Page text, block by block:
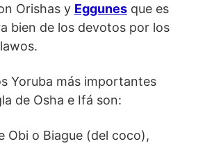
Orishas y Eggunes que es
bien de los devotos por los
Yoruba más importantes
de Osha e Ifá son:
Obi o Biague (del coco),